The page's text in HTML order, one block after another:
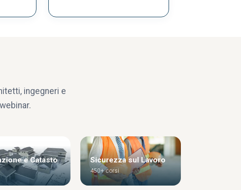
ingegneri e
e Catasto Sicurezza sul Lavoro
450+ corsi